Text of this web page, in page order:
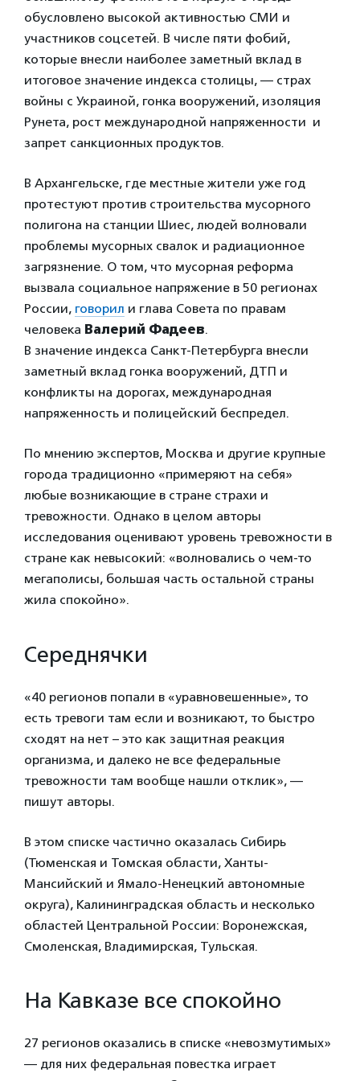
обусловлено высокой активностью СМИ и
участников соцсетей. В числе пяти фобий,
которые внесли наиболее заметный вклад в
итоговое значение индекса столицы, — страх
войны с Украиной, гонка вооружений, изоляция
Рунета, рост международной напряженности и
запрет санкционных продуктов.
В Архангельске, где местные жители уже год
протестуют против строительства мусорного
полигона на станции Шиес, людей волновали
проблемы мусорных свалок и радиационное
загрязнение. О том, что мусорная реформа
вызвала социальное напряжение в 50 регионах
России, говорил и глава Совета по правам
человека Валерий Фадеев.
В значение индекса Санкт-Петербурга внесли
заметный вклад гонка вооружений, ДТП и
конфликты на дорогах, международная
напряженность и полицейский беспредел.
По мнению экспертов, Москва и другие крупные
города традиционно «примеряют на себя»
любые возникающие в стране страхи и
тревожности. Однако в целом авторы
исследования оценивают уровень тревожности в
стране как невысокий: «волновались о чем-то
мегаполисы, большая часть остальной страны
жила спокойно».
Середнячки
«40 регионов попали в «уравновешенные», то
есть тревоги там если и возникают, то быстро
сходят на нет – это как защитная реакция
организма, и далеко не все федеральные
тревожности там вообще нашли отклик», —
пишут авторы.
В этом списке частично оказалась Сибирь
(Тюменская и Томская области, Ханты-
Мансийский и Ямало-Ненецкий автономные
округа), Калининградская область и несколько
областей Центральной России: Воронежская,
Смоленская, Владимирская, Тульская.
На Кавказе все спокойно
27 регионов оказались в списке «невозмутимых»
— для них федеральная повестка играет